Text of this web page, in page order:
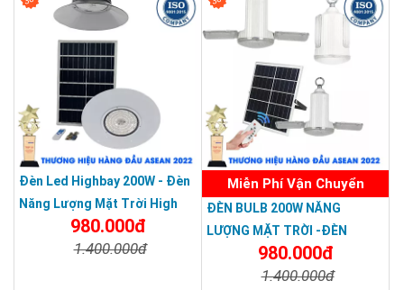
Đèn Led Highbay 200W - Đèn
Năng Lượng Mặt Trời High
980.000đ
1.400.000đ
Miễn Phí Vận Chuyển
ĐÈN BULB 200W NĂNG
LƯỢNG MẶT TRỜI -ĐÈN
NĂNG LƯỢNG MẶT TRỜI
Solar Light TOPSOLAR BULB
980.000đ
1.400.000đ